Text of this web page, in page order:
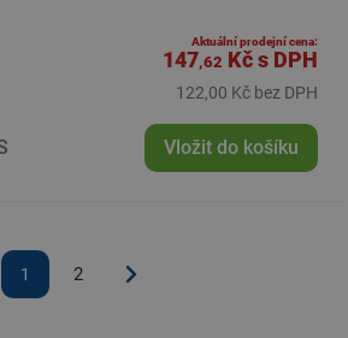
Aktuální prodejní cena:
147,62 Kčs DPH
122,00 Kč bez DPH
Vložit do košíku
1 2